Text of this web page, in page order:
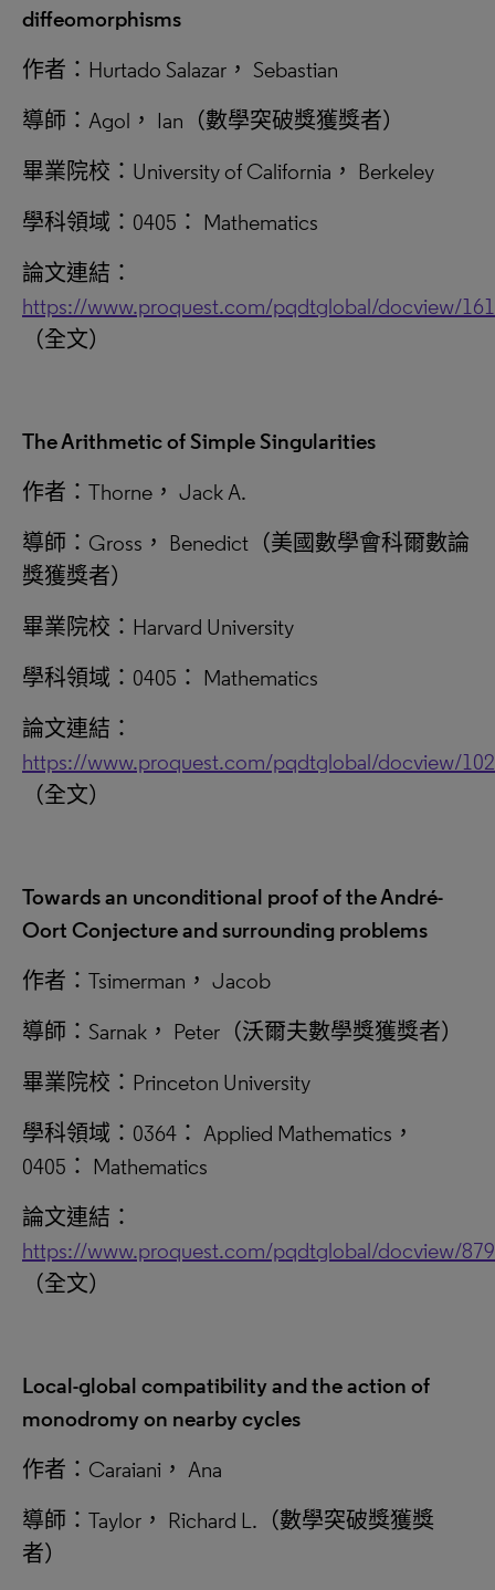
diffeomorphisms
作者：Hurtado Salazar， Sebastian
導師：Agol， Ian（數學突破獎獲獎者）
畢業院校：University of California， Berkeley
學科領域：0405： Mathematics
論文連結：
https://www.proquest.com/pqdtglobal/docview/
（全文）
The Arithmetic of Simple Singularities
作者：Thorne， Jack A.
導師：Gross， Benedict（美國數學會科爾數論
獎獲獎者）
畢業院校：Harvard University
學科領域：0405： Mathematics
論文連結：
https://www.proquest.com/pqdtglobal/docview/
（全文）
Towards an unconditional proof of the André-
Oort Conjecture and surrounding problems
作者：Tsimerman， Jacob
導師：Sarnak， Peter（沃爾夫數學獎獲獎者）
畢業院校：Princeton University
學科領域：0364： Applied Mathematics，
0405： Mathematics
論文連結：
https://www.proquest.com/pqdtglobal/docview/
（全文）
Local-global compatibility and the action of
monodromy on nearby cycles
作者：Caraiani， Ana
導師：Taylor， Richard L.（數學突破獎獲獎
者）